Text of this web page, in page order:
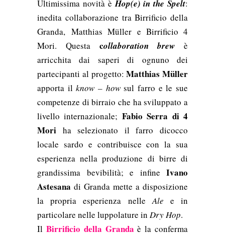
Ultimissima novità èHop(e) in the Spelt:
inedita collaborazione tra Birrificio della
Granda,Matthias Müller e Birrificio 4
Mori. Questa collaboration brew è
arricchita dai saperi di ognuno dei
partecipanti al progetto:Matthias Müller
apporta ilknow – howsul farro e le sue
competenze di birraio che ha sviluppato a
livello internazionale; Fabio Serra di 4
Mori ha selezionato il farro dicocco
locale sardo e contribuisce con la sua
esperienza nella produzione di birre di
grandissima bevibilità; e infine Ivano
Astesana di Granda mette a disposizione
la propria esperienza nelleAle e in
particolare nelle luppolature in Dry Hop.
Il Birrificio della Granda è la conferma